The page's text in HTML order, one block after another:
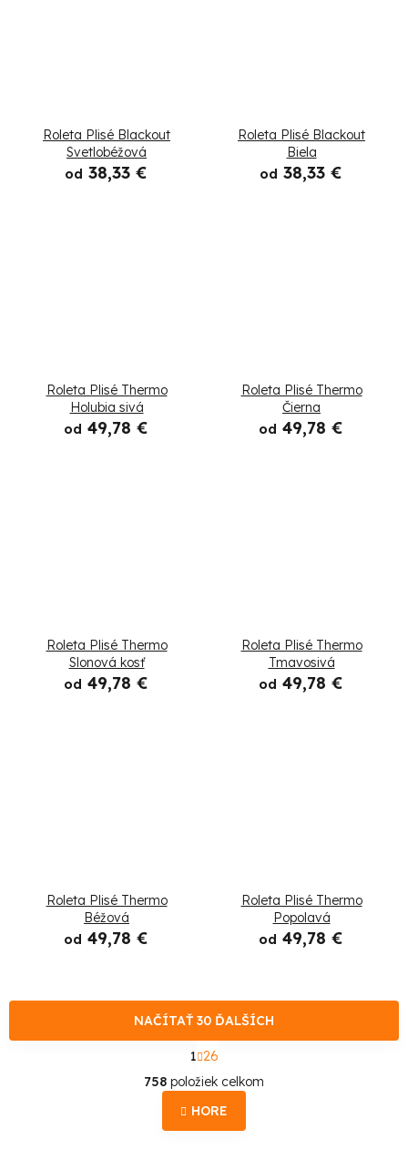
Roleta Plisé Blackout
Svetlobéžová
od 38,33 €
Roleta Plisé Blackout
Biela
od 38,33 €
Roleta Plisé Thermo
Holubia sivá
od 49,78 €
Roleta Plisé Thermo
Čierna
od 49,78 €
Roleta Plisé Thermo
Slonová kosť
od 49,78 €
Roleta Plisé Thermo
Tmavosivá
od 49,78 €
Roleta Plisé Thermo
Béžová
od 49,78 €
Roleta Plisé Thermo
Popolavá
od 49,78 €
O
v
l
NAČÍTAŤ 30 ĎALŠÍCH
S
t
r
á
n
1 26
758 položiek celkom
HORE